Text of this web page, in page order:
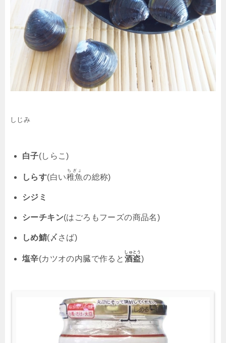
しじみ
白子(しらこ)
しらす(白い稚魚
ちぎょ
の総称)
シジミ
シーチキン(はごろもフーズの商品名)
しめ鯖(〆さば)
塩辛(カツオの内臓で作ると 酒盗
しゅとう
)